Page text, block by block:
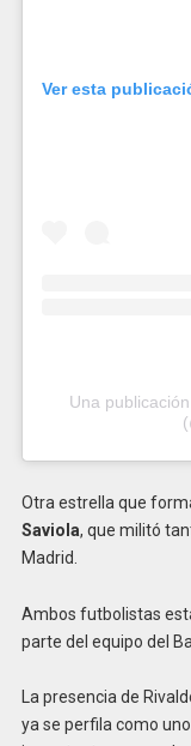
Ver esta
Una
Otra estrella que
Saviola, que militó
Madrid.
Ambos futbolistas
parte del equipo del
La presencia de
ya se perfila como